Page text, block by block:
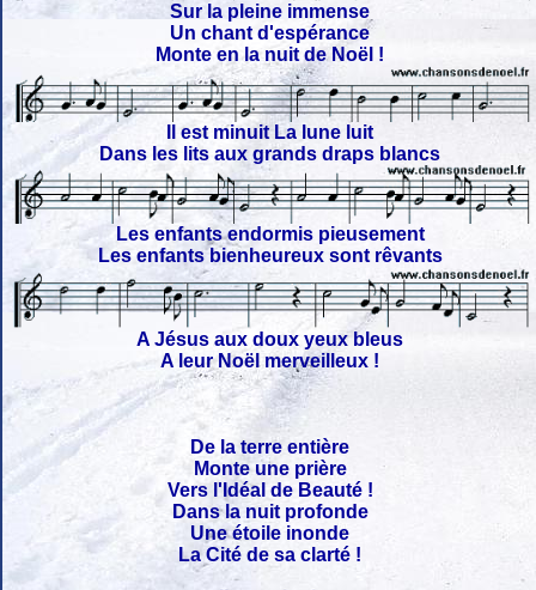
Sur la pleine immense
Un chant d'espérance
Monte en la nuit de Noël !
Il est minuit La lune luit
Dans les lits aux grands draps blancs
Les enfants endormis pieusement
Les enfants bienheureux sont rêvants
A Jésus aux doux yeux bleus
A leur Noël merveilleux !
De la terre entière
Monte une prière
Vers l'Idéal de Beauté !
Dans la nuit profonde
Une étoile inonde
La Cité de sa clarté !